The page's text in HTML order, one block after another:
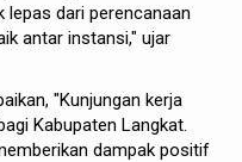
lepas dari perencanaan
antar instansi," ujar
"Kunjungan kerja
Kabupaten Langkat.
dampak positif